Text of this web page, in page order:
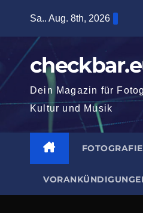
springen
Sa.. Aug. 8th, 2026
Dein Magazin für
Kultur und Musik
FOTOGRAFIE